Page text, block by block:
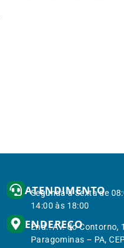
ATENDIMENTO
Segunda à Sexta de
14:00 às 18:00
ENDEREÇO
End.: Av. do Contorno,
Paragominas – PA,